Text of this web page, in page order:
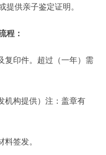
提供亲子鉴定证明。
程：
复印件。超过（一年）需
机构提供）注：盖章有
签发。